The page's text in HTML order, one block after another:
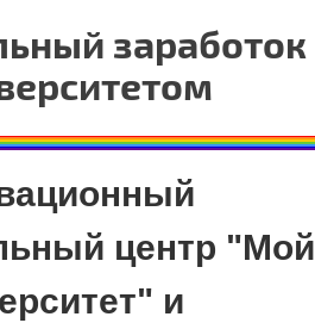
заработок
центр "Мой
и